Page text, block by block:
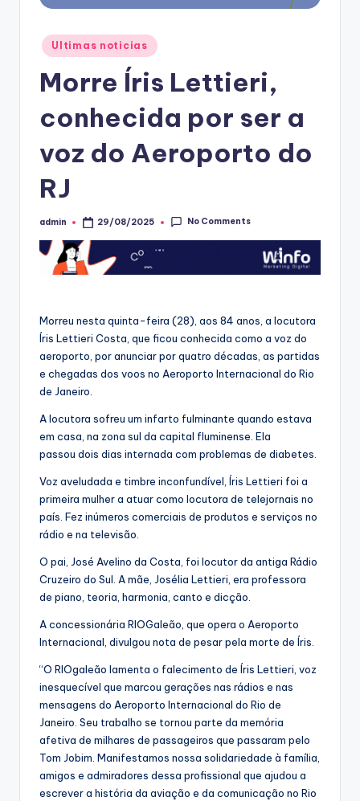
Posted
in
Ultimas noticias
Morre Íris Lettieri,
conhecida por ser a
voz do Aeroporto do
RJ
Posted
admin 29/08/2025 No Comments
Morreu nesta quinta-feira (28), aos 84 anos, a locutora
Íris Lettieri Costa, que ficou conhecida como a voz do
aeroporto, por anunciar por quatro décadas, as partidas
e chegadas dos voos no Aeroporto Internacional do Rio
de Janeiro.
A locutora sofreu um infarto fulminante quando estava
em casa, na zona sul da capital fluminense. Ela
passou dois dias internada com problemas de diabetes.
Voz aveludada e timbre inconfundível, Íris Lettieri foi a
primeira mulher a atuar como locutora de telejornais no
país. Fez inúmeros comerciais de produtos e serviços no
rádio e na televisão.
O pai, José Avelino da Costa, foi locutor da antiga Rádio
Cruzeiro do Sul. A mãe, Josélia Lettieri, era professora
de piano, teoria, harmonia, canto e dicção.
A concessionária RIOGaleão, que opera o Aeroporto
Internacional, divulgou nota de pesar pela morte de Íris.
“O RIOgaleão lamenta o falecimento de Íris Lettieri, voz
inesquecível que marcou gerações nas rádios e nas
mensagens do Aeroporto Internacional do Rio de
Janeiro. Seu trabalho se tornou parte da memória
afetiva de milhares de passageiros que passaram pelo
Tom Jobim. Manifestamos nossa solidariedade à família,
amigos e admiradores dessa profissional que ajudou a
escrever a história da aviação e da comunicação no Rio